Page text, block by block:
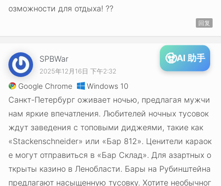
озможности для отдыха! ??
回复
SPBWar
2025年12月16日 下午2:32
Google Chrome Windows 10
Санкт-Петербург оживает ночью, предлагая мужчи
нам яркие впечатления. Любителей ночных тусовок
ждут заведения с топовыми диджеями, такие как
«Stackenschneider» или «Бар 812». Ценители караок
е могут отправиться в «Бар Склад». Для азартных о
ткрыты казино в Ленобласти. Бары на Рубинштейна
предлагают насыщенную тусовку. Хотите необычног
🧟AI 助手